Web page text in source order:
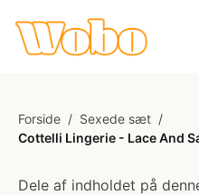
Forside / Sexede sæt /
Cottelli Lingerie - Lace And
Dele af indholdet på